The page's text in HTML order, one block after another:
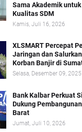
Sama Akademik
Kualitas SDM
Kamis, Juli 16, 2026
XLSMART Percepat
Jaringan dan
Korban Banjir di
Selasa, Desember 09, 2025
Bank Kalbar Perkuat
Dukung
Barat
Jumat, Juli 10, 2026